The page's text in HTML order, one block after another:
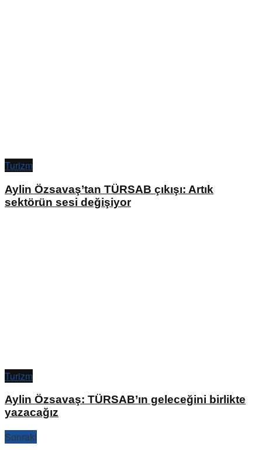
Turizm
Aylin Özsavaş’tan TÜRSAB çıkışı: Artık
sektörün sesi değişiyor
Turizm
Aylin Özsavaş: TÜRSAB’ın geleceğini birlikte
yazacağız
Sonraki